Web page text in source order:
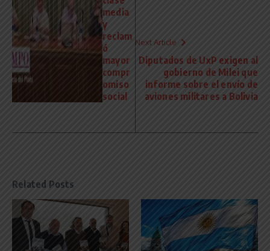
media
y
reclam
ó
mayor
compr
omiso
social
Next Article
Diputados de UxP exigen al
gobierno de Milei que
informe sobre el envío de
aviones militares a Bolivia
Related Posts